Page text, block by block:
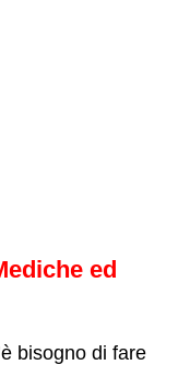
ed
bisogno di fare